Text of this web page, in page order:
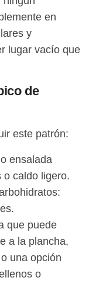
en
y
lugar vacío que
de
este patrón:
ensalada
o caldo ligero.
que puede
a la plancha,
una opción
o